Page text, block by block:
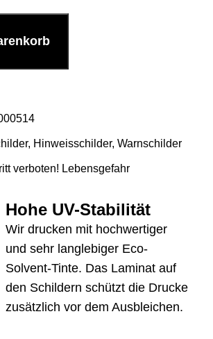
, Hinweisschilder, Warnschilder
verboten! Lebensgefahr
Hohe UV-Stabilität
Wir drucken mit hochwertiger
und sehr langlebiger Eco-
Solvent-Tinte. Das Laminat auf
den Schildern schützt die Drucke
zusätzlich vor dem Ausbleichen.